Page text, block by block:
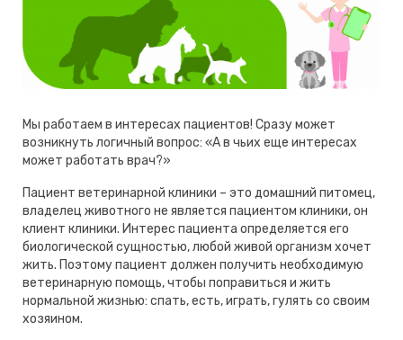
Мы работаем в интересах пациентов! Сразу может
возникнуть логичный вопрос: «А в чьих еще интересах
может работать врач?»
Пациент ветеринарной клиники – это домашний питомец,
владелец животного не является пациентом клиники, он
клиент клиники. Интерес пациента определяется его
биологической сущностью, любой живой организм хочет
жить. Поэтому пациент должен получить необходимую
ветеринарную помощь, чтобы поправиться и жить
нормальной жизнью: спать, есть, играть, гулять со своим
хозяином.